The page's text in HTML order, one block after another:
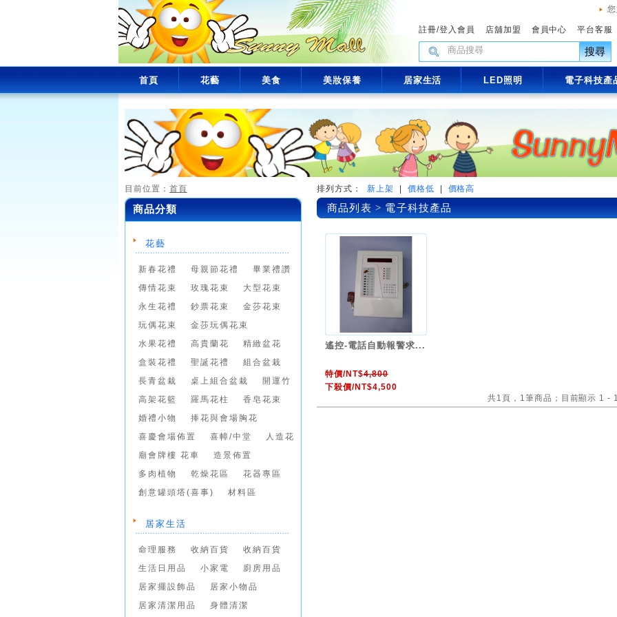
註冊/登入會員 店舖加盟 會員中心 平台客服
搜尋
首頁 花藝 美食 美妝保養 居家生活 LED照明 電子科技產
目前位置： 首頁
商品分類
花藝
新春花禮 母親節花禮
畢業禮讚
傳情花束
玫瑰花束
大型花束
永生花禮
鈔票花束
金莎花束
玩偶花束
金莎玩偶花束
水果花禮
高貴蘭花
精緻盆花
盒裝花禮
聖誕花禮
組合盆栽
長青盆栽
桌上組合盆栽
開運竹
高架花籃
羅馬花柱
香皂花束
婚禮小物
捧花與會場胸花
喜慶會場佈置
喜幛/中堂
人造花
廟會牌樓 花車
造景佈置
多肉植物
乾燥花區
花器專區
創意罐頭塔(喜事)
材料區
居家生活
命理服務 收納百貨
收納百貨
生活日用品
小家電
廚房用品
居家擺設飾品
居家小物品
居家清潔用品
身體清潔
排列方式： 新上架 價格低 價格高
商品列表 > 電子科技產品
遙控-電話自動報警求...
特價/NT$4,800
下殺價/NT$4,500
共1頁，1筆商品；目前顯示 1 -